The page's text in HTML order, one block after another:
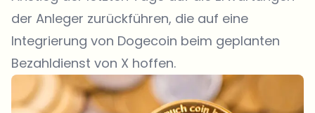
der Anleger zurückführen, die auf eine
Integrierung von Dogecoin beim geplanten
Bezahldienst von X hoffen.